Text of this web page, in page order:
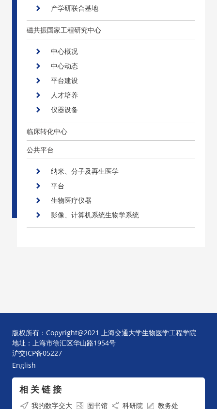
产学研联合基地
磁共振国家工程研究中心
中心概况
中心动态
平台建设
人才培养
仪器设备
临床转化中心
公共平台
纳米、分子及再生医学
平台
生物医疗仪器
影像、计算机系统生物学系统
版权所有：Copyright@2021 上海交通大学生物医学工程学院
地址：上海市徐汇区华山路1954号
沪交ICP备05227
English
相 关 链 接
我的数字交大 图书馆 科研院 教务处